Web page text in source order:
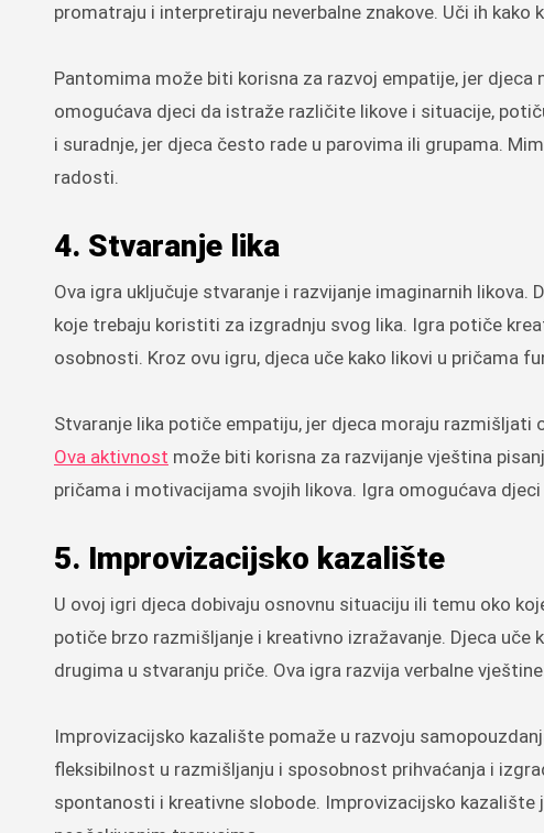
promatraju i interpretiraju neverbalne znakove. Uči ih
Pantomima može biti korisna za razvoj empatije, jer
omogućava djeci da istraže različite likove i situacije,
i suradnje, jer djeca često rade u parovima ili grupama.
radosti.
4. Stvaranje lika
Ova igra uključuje stvaranje i razvijanje imaginarnih
koje trebaju koristiti za izgradnju svog lika. Igra potiče
osobnosti. Kroz ovu igru, djeca uče kako likovi u pričama
Stvaranje lika potiče empatiju, jer djeca moraju
Ova aktivnost može biti korisna za razvijanje vještina
pričama i motivacijama svojih likova. Igra omogućava
5. Improvizacijsko kazalište
U ovoj igri djeca dobivaju osnovnu situaciju ili temu oko
potiče brzo razmišljanje i kreativno izražavanje. Djeca
drugima u stvaranju priče. Ova igra razvija verbalne
Improvizacijsko kazalište pomaže u razvoju
fleksibilnost u razmišljanju i sposobnost prihvaćanja i
spontanosti i kreativne slobode. Improvizacijsko